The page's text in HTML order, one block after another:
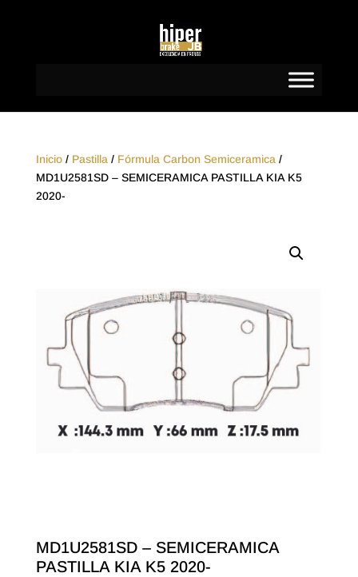
Inicio/ Pastilla / Fórmula Carbon Semiceramica /
MD1U2581SD – SEMICERAMICA PASTILLA KIA K5
2020-
MD1U2581SD – SEMICERAMICA
PASTILLA KIA K5 2020-